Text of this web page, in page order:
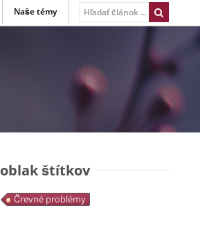
Naše témy
oblak štítkov
Črevné problémy